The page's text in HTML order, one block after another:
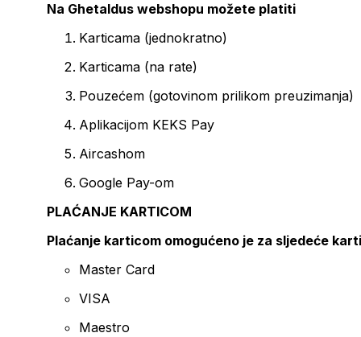
Na Ghetaldus webshopu možete platiti
Karticama (jednokratno)
Karticama (na rate)
Pouzećem (gotovinom prilikom preuzimanja)
Aplikacijom KEKS Pay
Aircashom
Google Pay-om
PLAĆANJE KARTICOM
Plaćanje karticom omogućeno je za sljedeće
Master Card
VISA
Maestro